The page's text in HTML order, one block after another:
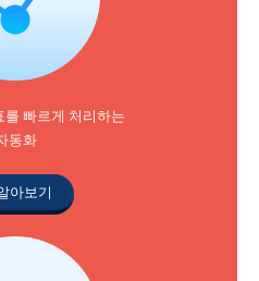
빠르게 처리하는
동화
아보기